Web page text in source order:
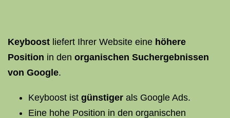
Keyboost liefert Ihrer Website eine höhere
Position in den organischen Suchergebnissen
von Google.
Keyboost ist günstiger als Google Ads.
Eine hohe Position in den organischen